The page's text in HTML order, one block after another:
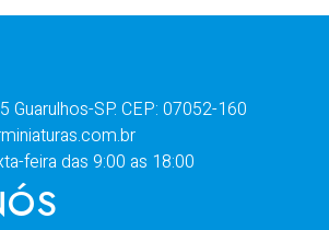
Guarulhos-SP. CEP: 07052-160
feira das 9:00 as 18:00